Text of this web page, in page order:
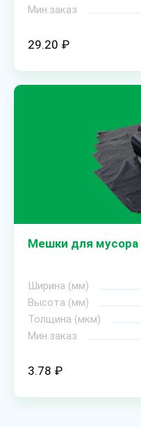
Мин.заказ
29.20 ₽
Мешки для
Ширина (мм)
Высота (мм)
Толщина (мкм)
Мин.заказ
3.78 ₽